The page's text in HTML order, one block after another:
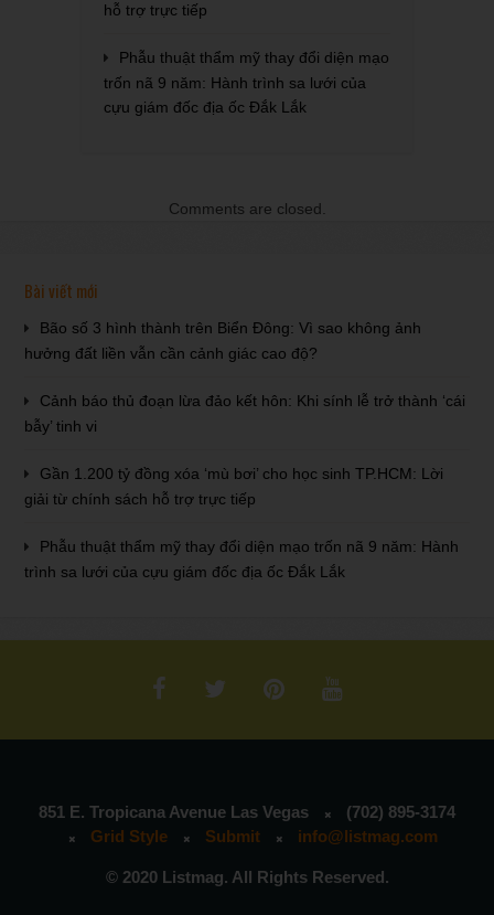
hỗ trợ trực tiếp
Phẫu thuật thẩm mỹ thay đổi diện mạo
trốn nã 9 năm: Hành trình sa lưới của
cựu giám đốc địa ốc Đắk Lắk
Comments are closed.
Bài viết mới
Bão số 3 hình thành trên Biển Đông: Vì sao không ảnh
hưởng đất liền vẫn cần cảnh giác cao độ?
Cảnh báo thủ đoạn lừa đảo kết hôn: Khi sính lễ trở thành ‘cái
bẫy’ tinh vi
Gần 1.200 tỷ đồng xóa ‘mù bơi’ cho học sinh TP.HCM: Lời
giải từ chính sách hỗ trợ trực tiếp
Phẫu thuật thẩm mỹ thay đổi diện mạo trốn nã 9 năm: Hành
trình sa lưới của cựu giám đốc địa ốc Đắk Lắk
851 E. Tropicana Avenue Las Vegas
(702) 895-3174
Grid Style
Submit info@listmag.com
© 2020 Listmag. All Rights Reserved.